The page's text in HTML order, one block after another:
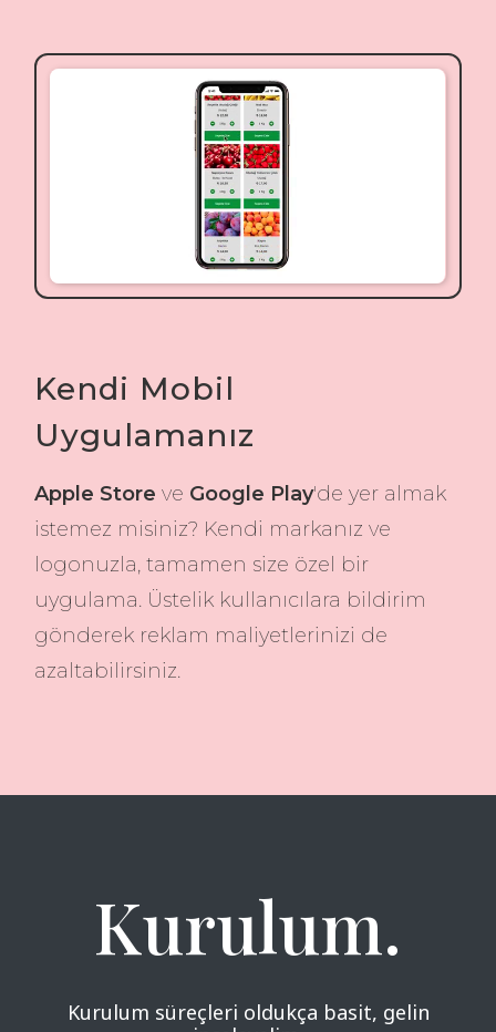
Kendi Mobil
Uygulamanız
Apple Store ve Google Play'de yer almak
istemez misiniz? Kendi markanız ve
logonuzla, tamamen size özel bir
uygulama. Üstelik kullanıcılara bildirim
gönderek reklam maliyetlerinizi de
azaltabilirsiniz.
Kurulum.
Kurulum süreçleri oldukça basit, gelin